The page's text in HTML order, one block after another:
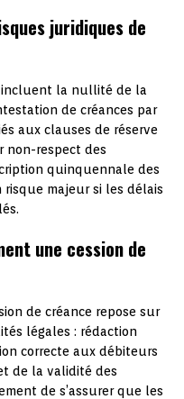
juridiques de
incluent la nullité de la
de créances par
aux clauses de réserve
non-respect des
quinquennale des
majeur si les délais
une cession de
de créance repose sur
légales : rédaction
correcte aux débiteurs
de la validité des
de s’assurer que les